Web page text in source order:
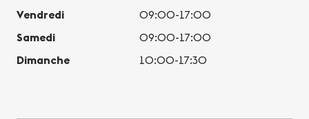
Vendredi
09:00-17:00
Samedi
09:00-17:00
Dimanche
10:00-17:30